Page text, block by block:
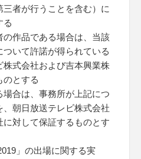
者が行うことを含む）に
る
の作品である場合は、当該
いて許諾が得られている
株式会社および吉本興業株
のとする
合は、事務所が上記につ
朝日放送テレビ株式会社
対して保証するものとす
」の出場に関する実